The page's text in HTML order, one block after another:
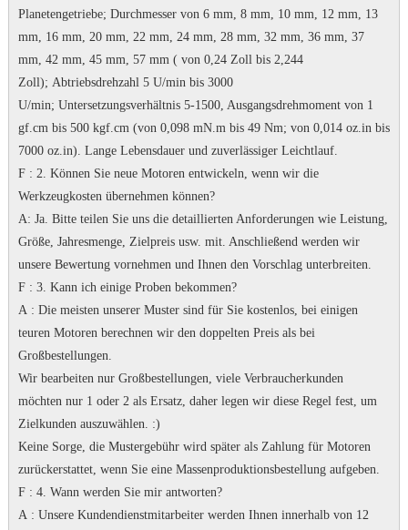
Planetengetriebe; Durchmesser von 6 mm, 8 mm, 10 mm, 12 mm, 13
mm, 16 mm, 20 mm, 22 mm, 24 mm, 28 mm, 32 mm, 36 mm, 37
mm, 42 mm, 45 mm, 57 mm ( von 0,24 Zoll bis 2,244
Zoll); Abtriebsdrehzahl 5 U/min bis 3000
U/min; Untersetzungsverhältnis 5-1500, Ausgangsdrehmoment von 1
gf.cm bis 500 kgf.cm (von 0,098 mN.m bis 49 Nm; von 0,014 oz.in bis
7000 oz.in). Lange Lebensdauer und zuverlässiger Leichtlauf.
F: 2. Können Sie neue Motoren entwickeln, wenn wir die
Werkzeugkosten übernehmen können?
A: Ja. Bitte teilen Sie uns die detaillierten Anforderungen wie Leistung,
Größe, Jahresmenge, Zielpreis usw. mit. Anschließend werden wir
unsere Bewertung vornehmen und Ihnen den Vorschlag unterbreiten.
F: 3. Kann ich einige Proben bekommen?
A: Die meisten unserer Muster sind für Sie kostenlos, bei einigen
teuren Motoren berechnen wir den doppelten Preis als bei
Großbestellungen.
Wir bearbeiten nur Großbestellungen, viele Verbraucherkunden
möchten nur 1 oder 2 als Ersatz, daher legen wir diese Regel fest, um
Zielkunden auszuwählen. :)
Keine Sorge, die Mustergebühr wird später als Zahlung für Motoren
zurückerstattet, wenn Sie eine Massenproduktionsbestellung aufgeben.
F: 4. Wann werden Sie mir antworten?
A: Unsere Kundendienstmitarbeiter werden Ihnen innerhalb von 12